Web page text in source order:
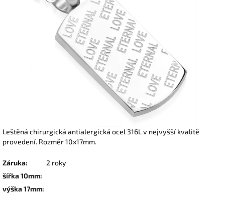
Leštěná chirurgická antialergická ocel 316L v nejvyšší kvalitě
provedení. Rozměr 10x17mm.
Záruka:
2 roky
šířka 10mm:
výška 17mm: